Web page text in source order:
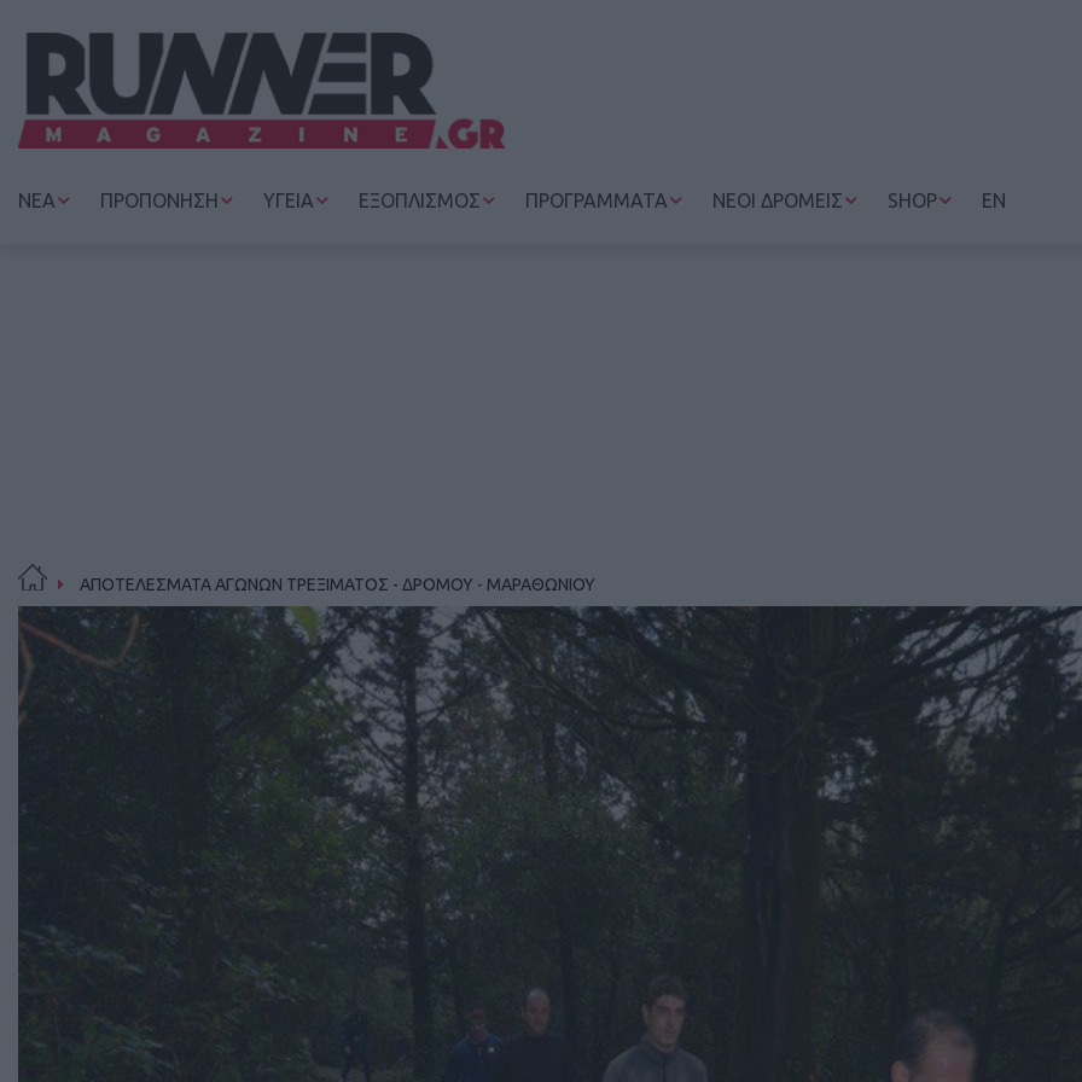
ΝΕΑ ΠΡΟΠΟΝΗΣΗ ΥΓΕΙΑ ΕΞΟΠΛΙΣΜΟΣ ΠΡΟΓΡΑΜΜΑΤΑ ΝΕΟΙ ΔΡΟΜΕΙΣ SHOP EN
ΑΠΟΤΕΛΕΣΜΑΤΑ ΑΓΩΝΩΝ ΤΡΕΞΙΜΑΤΟΣ - ΔΡΟΜΟΥ - ΜΑΡΑΘΩΝΙΟΥ